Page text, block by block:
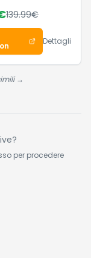
in
Libreria per
29,5 x 62,5 x
139.99€
Dettagli
→
per procedere